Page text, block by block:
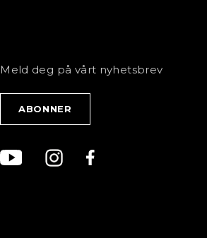
Meld deg på vårt nyhetsbrev